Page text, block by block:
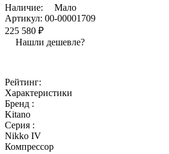
Наличие:
Мало
Артикул: 00-00001709
225 580 ₽
Нашли дешевле?
Рейтинг:
Характеристики
Бренд :
Kitano
Серия :
Nikko IV
Компрессор